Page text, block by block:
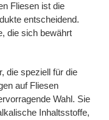
Fliesen ist die
entscheidend.
die sich bewährt
die speziell für die
auf Fliesen
Wahl. Sie
Inhaltsstoffe,